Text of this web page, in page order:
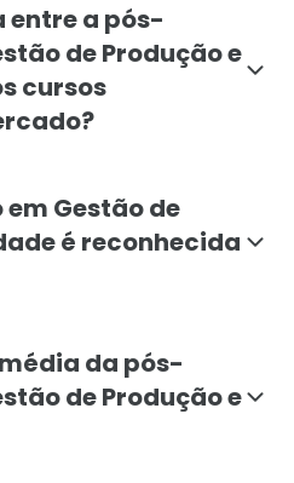
entre a pós-
de Produção e
cursos
Gestão de
é reconhecida
da pós-
de Produção e